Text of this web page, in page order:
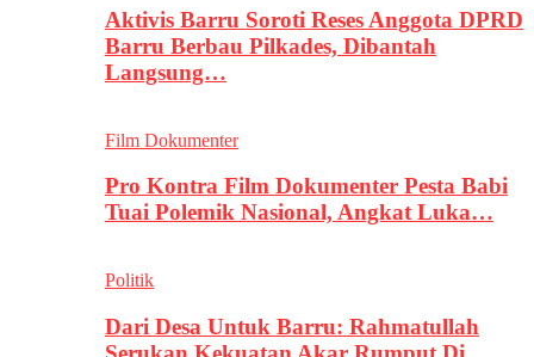
Aktivis Barru Soroti Reses Anggota DPRD
Barru Berbau Pilkades, Dibantah
Langsung…
Film Dokumenter
Pro Kontra Film Dokumenter Pesta Babi
Tuai Polemik Nasional, Angkat Luka…
Politik
Dari Desa Untuk Barru: Rahmatullah